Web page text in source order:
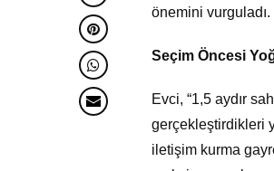
önemini vurguladı.
Seçim Öncesi
Evci, “1,5 aydır
gerçekleştirdikleri
iletişim kurma